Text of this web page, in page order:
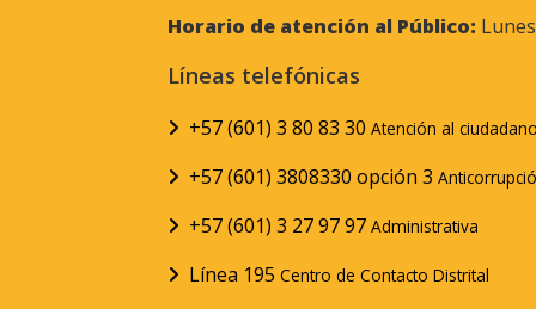
Horario de atención al Público:
Líneas telefónicas
+57 (601) 3 80 83 30 Atención al
+57 (601) 3808330 opción 3
+57 (601) 3 27 97 97 Administrativa
Línea 195 Centro de Contacto Distrital